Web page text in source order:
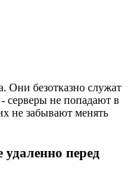
Они безотказно служат
серверы не попадают в
не забывают менять
удаленно перед